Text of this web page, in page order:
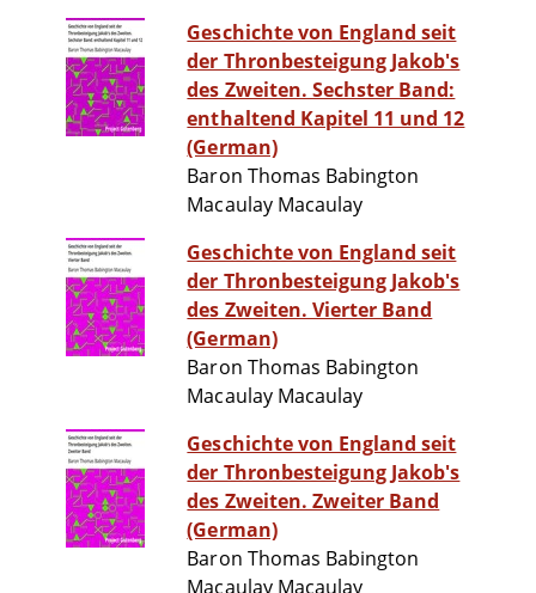
Geschichte von England seit
der Thronbesteigung Jakob's
des Zweiten. Sechster Band:
enthaltend Kapitel 11 und 12
(German)
Baron Thomas Babington
Macaulay Macaulay
Geschichte von England seit
der Thronbesteigung Jakob's
des Zweiten. Vierter Band
(German)
Baron Thomas Babington
Macaulay Macaulay
Geschichte von England seit
der Thronbesteigung Jakob's
des Zweiten. Zweiter Band
(German)
Baron Thomas Babington
Macaulay Macaulay